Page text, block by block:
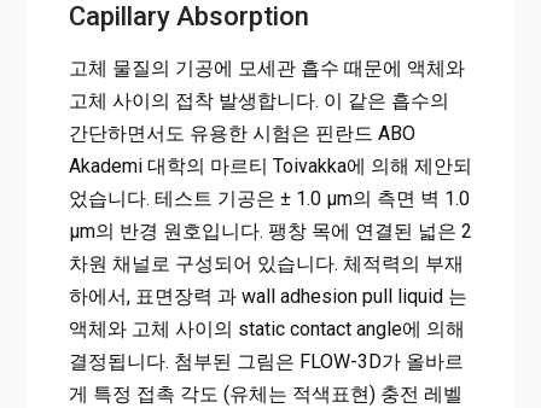
Capillary Absorption
고체 물질의 기공에 모세관 흡수 때문에 액체와
고체 사이의 접착 발생합니다. 이 같은 흡수의
간단하면서도 유용한 시험은 핀란드 ABO
Akademi 대학의 마르티 Toivakka에 의해 제안되
었습니다. 테스트 기공은 ± 1.0 μm의 측면 벽 1.0
μm의 반경 원호입니다. 팽창 목에 연결된 넓은 2
차원 채널로 구성되어 있습니다. 체적력의 부재
하에서, 표면장력 과 wall adhesion pull liquid 는
액체와 고체 사이의 static contact angle에 의해
결정됩니다. 첨부된 그림은 FLOW-3D가 올바르
게 특정 접촉 각도 (유체는 적색표현) 충전 레벨